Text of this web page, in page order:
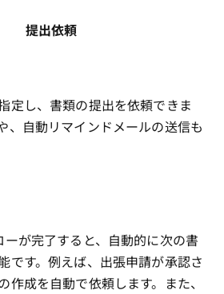
定し、書類の提出を依頼できま
、自動リマインドメールの送信も
が完了すると、自動的に次の書
です。例えば、出張申請が承認さ
作成を自動で依頼します。 また、